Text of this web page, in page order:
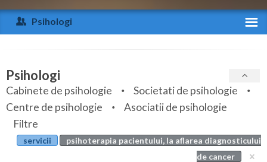
Arad
Arges
Bihor
Bistrita-Nasaud
Botosani
Psihologi
Specialitati
Servicii
Articole
Evenimente
Psihologi
Cabinete de psihologie
Societati de psihologie
Centre de psihologie
Asociatii de psihologie
Filtre
servicii
psihoterapia pacientului, la aflarea diagnosticului
de cancer